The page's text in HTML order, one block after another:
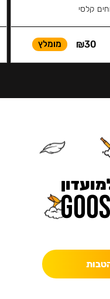
קלסי
₪30 מומלץ